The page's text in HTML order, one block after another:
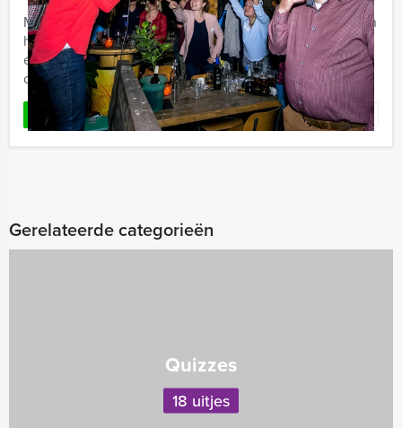
Maastricht Excursies biedt u de Escape City Game aan in
hartje Maastricht waar teambuilding, logisch nadenken
en snelheid van groot belang zijn. Leuk als bedrijfsuitje
of ...
LEES MEER Favoriet
Gerelateerde categorieën
Quizzes
18 uitjes